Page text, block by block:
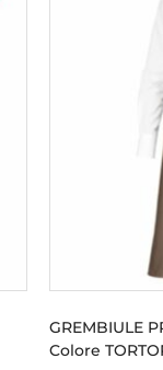
GREMBIULE
Colore